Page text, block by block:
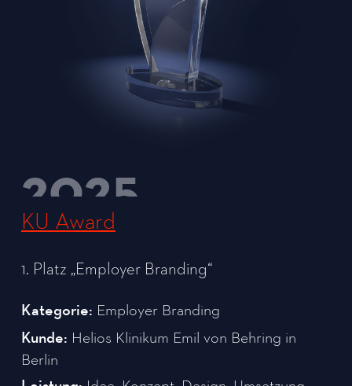
2025
KU Award
1. Platz „Employer Branding“
Kategorie: Employer Branding
Kunde: Helios Klinikum Emil von Behring in
Berlin